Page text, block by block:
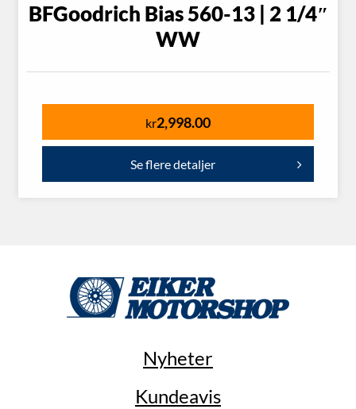
BFGoodrich Bias 560-13 | 2 1/4″
WW
kr2,998.00
Se flere detaljer
Nyheter
Kundeavis